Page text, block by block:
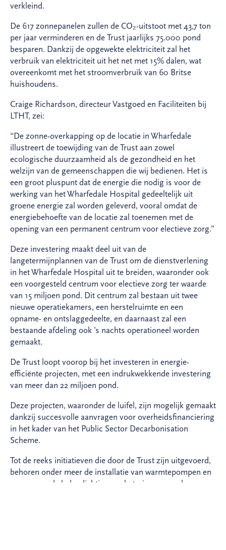
verkleind.
De 617 zonnepanelen zullen de CO₂-uitstoot met 43,7 ton
per jaar verminderen en de Trust jaarlijks 75.000 pond
besparen. Dankzij de opgewekte elektriciteit zal het
verbruik van elektriciteit uit het net met 15% dalen, wat
overeenkomt met het stroomverbruik van 60 Britse
huishoudens.
Craige Richardson, directeur Vastgoed en Faciliteiten bij
LTHT, zei:
“De zonne-overkapping op de locatie in Wharfedale
illustreert de toewijding van de Trust aan zowel
ecologische duurzaamheid als de gezondheid en het
welzijn van de gemeenschappen die wij bedienen. Het is
een groot pluspunt dat de energie die nodig is voor de
werking van het Wharfedale Hospital gedeeltelijk uit
groene energie zal worden geleverd, vooral omdat de
energiebehoefte van de locatie zal toenemen met de
opening van een permanent centrum voor electieve zorg.”
Deze investering maakt deel uit van de
langetermijnplannen van de Trust om de dienstverlening
in het Wharfedale Hospital uit te breiden, waaronder ook
een voorgesteld centrum voor electieve zorg ter waarde
van 15 miljoen pond. Dit centrum zal bestaan uit twee
nieuwe operatiekamers, een herstelruimte en een
opname- en ontslaggedeelte, en daarnaast zal een
bestaande afdeling ook ’s nachts operationeel worden
gemaakt.
De Trust loopt voorop bij het investeren in energie-
efficiënte projecten, met een indrukwekkende investering
van meer dan 22 miljoen pond.
Deze projecten, waaronder de luifel, zijn mogelijk gemaakt
dankzij succesvolle aanvragen voor overheidsfinanciering
in het kader van het Public Sector Decarbonisation
Scheme.
Tot de reeks initiatieven die door de Trust zijn uitgevoerd,
behoren onder meer de installatie van warmtepompen en
geavanceerde ledverlichting, verbeteringen aan de